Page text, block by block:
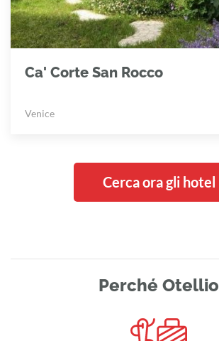
Ca' Corte San Rocco
Venice
Cerca ora gli hotel
Perché Otellio